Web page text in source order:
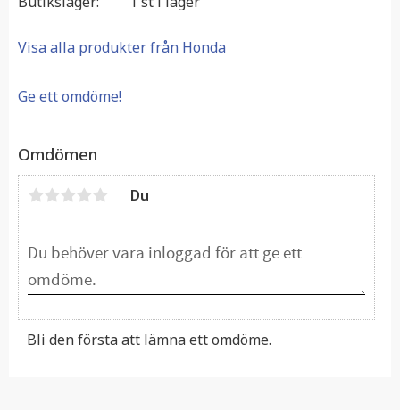
Visa alla produkter från Honda
Ge ett omdöme!
Omdömen
Du
Bli den första att lämna ett omdöme.